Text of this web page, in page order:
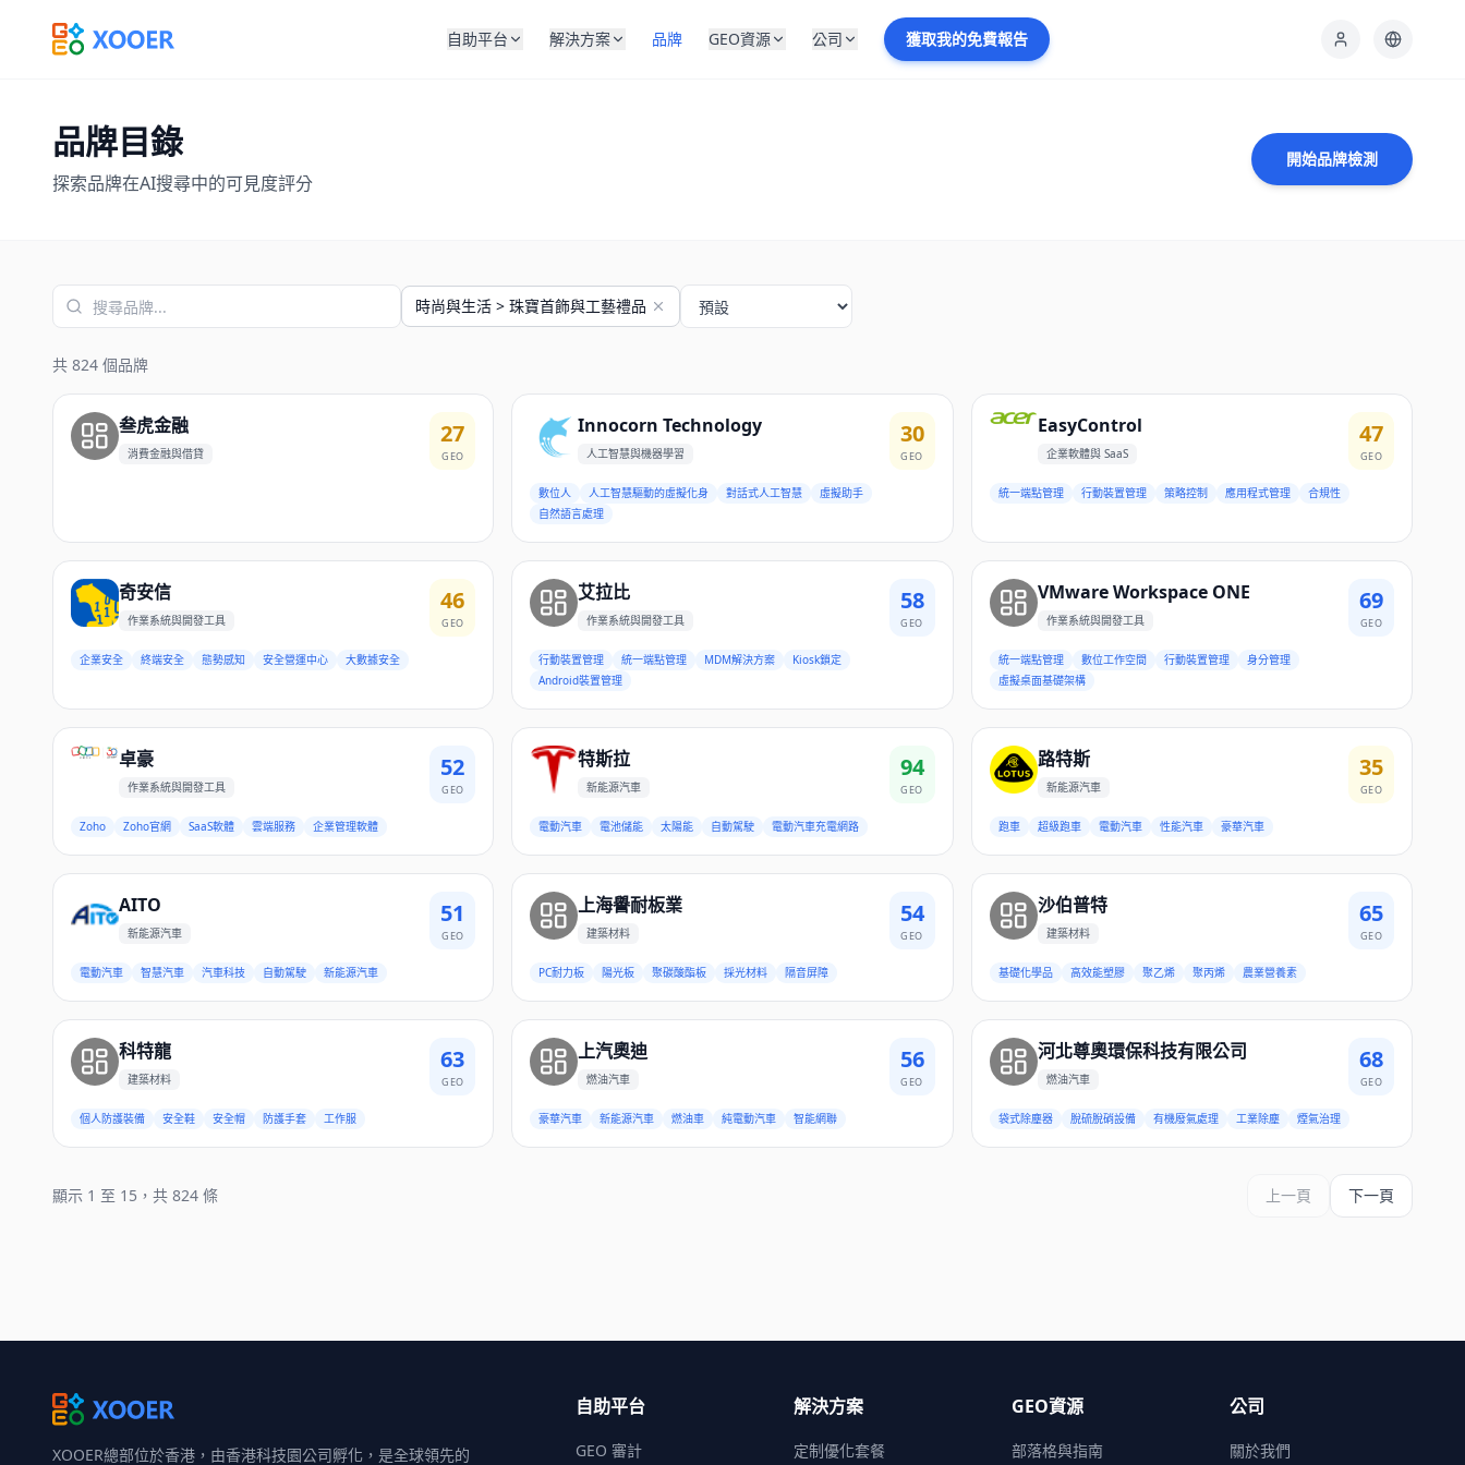
自助平台 解決方案 品牌 GEO資源 公司 獲取我的免費報告
品牌目錄
探索品牌在AI搜尋中的可見度評分
開始品牌檢測
時尚與生活 > 珠寶首飾與工藝禮品
共 824 個品牌
叁虎金融
消費金融與借貸
27
GEO
Innocorn Technology
人工智慧與機器學習
30
GEO
數位人 人工智慧驅動的虛擬化身 對話式人工智慧
虛擬助手
自然語言處理
EasyControl
企業軟體與 SaaS
47
GEO
統一端點管理 行動裝置管理 策略控制 應用程式管理 合規性
奇安信
作業系統與開發工具
46
GEO
企業安全 終端安全 態勢感知 安全營運中心 大數據安全
艾拉比
作業系統與開發工具
58
GEO
行動裝置管理 統一端點管理 MDM解決方案
Kiosk鎖定
Android裝置管理
VMware Workspace ONE
作業系統與開發工具
69
GEO
統一端點管理 數位工作空間 行動裝置管理
身分管理
虛擬桌面基礎架構
卓豪
作業系統與開發工具
52
GEO
Zoho Zoho官網 SaaS軟體 雲端服務 企業管理軟體
特斯拉
新能源汽車
94
GEO
電動汽車 電池儲能 太陽能 自動駕駛 電動汽車充電網路
路特斯
新能源汽車
35
GEO
跑車 超級跑車 電動汽車 性能汽車 豪華汽車
AITO
新能源汽車
51
GEO
電動汽車 智慧汽車 汽車科技 自動駕駛 新能源汽車
上海譽耐板業
建築材料
54
GEO
PC耐力板 陽光板 聚碳酸酯板 採光材料 隔音屏障
沙伯普特
建築材料
65
GEO
基礎化學品 高效能塑膠 聚乙烯 聚丙烯 農業營養素
科特龍
建築材料
63
GEO
個人防護裝備 安全鞋 安全帽 防護手套 工作服
上汽奧迪
燃油汽車
56
GEO
豪華汽車 新能源汽車 燃油車 純電動汽車 智能網聯
河北尊奧環保科技有限公司
燃油汽車
68
GEO
袋式除塵器 脫硫脫硝設備 有機廢氣處理 工業除塵 煙氣治理
顯示 1 至 15，共 824 條 上一頁 下一頁
XOOER總部位於香港，由香港科技園公司孵化，是全球領先的
自助平台
GEO 審計
解決方案
定制優化套餐
GEO資源
部落格與指南
公司
關於我們